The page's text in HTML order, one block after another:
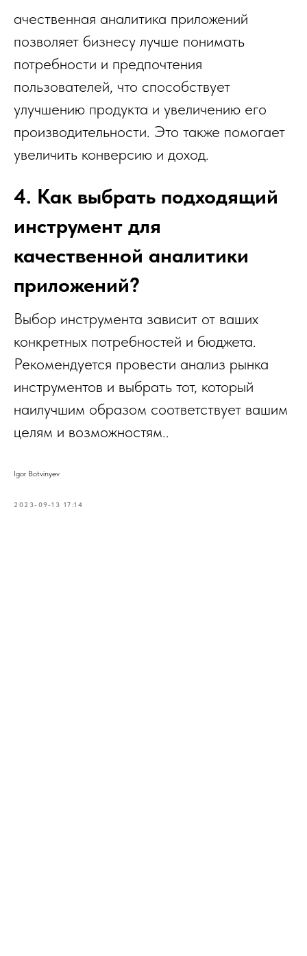
ачественная аналитика приложений
позволяет бизнесу лучше понимать
потребности и предпочтения
пользователей, что способствует
улучшению продукта и увеличению его
производительности. Это также помогает
увеличить конверсию и доход.
4. Как выбрать подходящий
инструмент для
качественной аналитики
приложений?
Выбор инструмента зависит от ваших
конкретных потребностей и бюджета.
Рекомендуется провести анализ рынка
инструментов и выбрать тот, который
наилучшим образом соответствует вашим
целям и возможностям..
Igor Botvinyev
2023-09-13 17:14